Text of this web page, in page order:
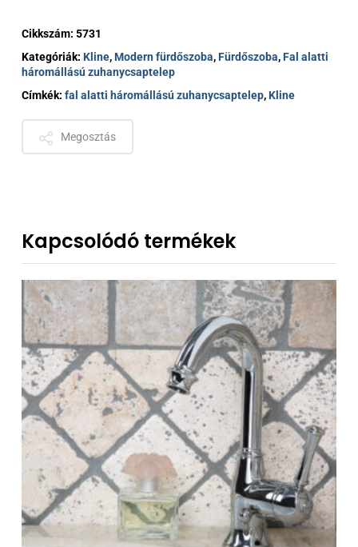
Cikkszám: 5731
Kategóriák: Kline,Modern fürdőszoba,Fürdőszoba,Fal alatti
háromállású zuhanycsaptelep
Címkék: fal alatti háromállású zuhanycsaptelep,Kline
Megosztás
Kapcsolódó termékek